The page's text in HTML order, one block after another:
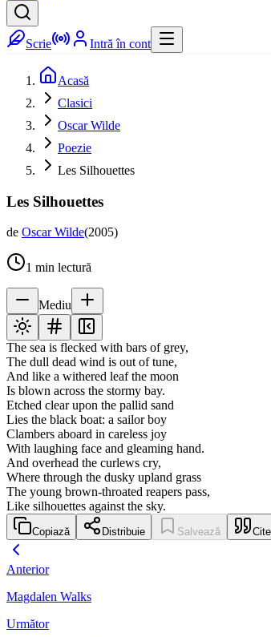
Scrie Intră în cont
Acasă
Clasici
Oscar Wilde
Poezie
Les Silhouettes
Les Silhouettes
de Oscar Wilde(2005)
1 min lectură
Mediu
The sea is flecked with bars of grey,
The dull dead wind is out of tune,
And like a withered leaf the moon
Is blown across the stormy bay.
Etched clear upon the pallid sand
Lies the black boat: a sailor boy
Clambers aboard in careless joy
With laughing face and gleaming hand.
And overhead the curlews cry,
Where through the dusky upland grass
The young brown-throated reapers pass,
Like silhouettes against the sky.
Copiază Distribuie Salvează
Anterior
Magdalen Walks
Următor